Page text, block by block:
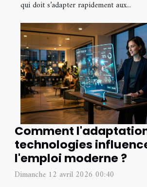
qui doit s’adapter rapidement aux...
Comment
technologies
l'emploi moderne ?
Dimanche 12 avril 2026 00:40